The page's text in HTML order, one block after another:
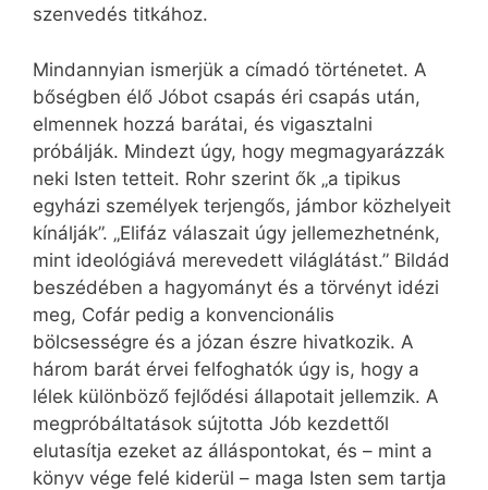
szenvedés titkához.
Mindannyian ismerjük a címadó történetet. A
bőségben élő Jóbot csapás éri csapás után,
elmennek hozzá barátai, és vigasztalni
próbálják. Mindezt úgy, hogy megmagyarázzák
neki Isten tetteit. Rohr szerint ők „a tipikus
egyházi személyek terjengős, jámbor közhelyeit
kínálják”. „Elifáz válaszait úgy jellemezhetnénk,
mint ideológiává merevedett világlátást.” Bildád
beszédében a hagyományt és a törvényt idézi
meg, Cofár pedig a konvencionális
bölcsességre és a józan észre hivatkozik. A
három barát érvei felfoghatók úgy is, hogy a
lélek különböző fejlődési állapotait jellemzik. A
megpróbáltatások sújtotta Jób kezdettől
elutasítja ezeket az álláspontokat, és – mint a
könyv vége felé kiderül – maga Isten sem tartja